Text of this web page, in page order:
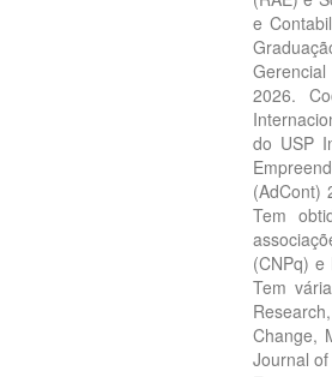
e
2026.
do USP
(AdCont)
Tem
(CNPq)
Tem
Change,
Journal